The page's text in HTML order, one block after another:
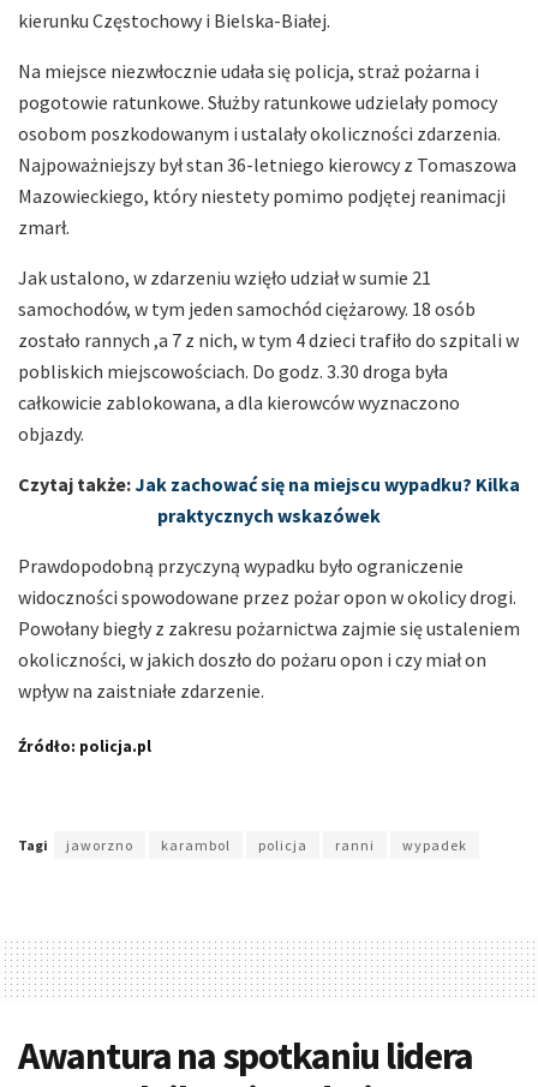
kierunku Częstochowy i Bielska-Białej.
Na miejsce niezwłocznie udała się policja, straż pożarna i
pogotowie ratunkowe. Służby ratunkowe udzielały pomocy
osobom poszkodowanym i ustalały okoliczności zdarzenia.
Najpoważniejszy był stan 36-letniego kierowcy z Tomaszowa
Mazowieckiego, który niestety pomimo podjętej reanimacji
zmarł.
Jak ustalono, w zdarzeniu wzięło udział w sumie 21
samochodów, w tym jeden samochód ciężarowy. 18 osób
zostało rannych ,a 7 z nich, w tym 4 dzieci trafiło do szpitali w
pobliskich miejscowościach. Do godz. 3.30 droga była
całkowicie zablokowana, a dla kierowców wyznaczono
objazdy.
Czytaj także:Jak zachować się na miejscu wypadku? Kilka
praktycznych wskazówek
Prawdopodobną przyczyną wypadku było ograniczenie
widoczności spowodowane przez pożar opon w okolicy drogi.
Powołany biegły z zakresu pożarnictwa zajmie się ustaleniem
okoliczności, w jakich doszło do pożaru opon i czy miał on
wpływ na zaistniałe zdarzenie.
Źródło: policja.pl
Tagi jaworzno karambol policja ranni wypadek
Awantura na spotkaniu lidera